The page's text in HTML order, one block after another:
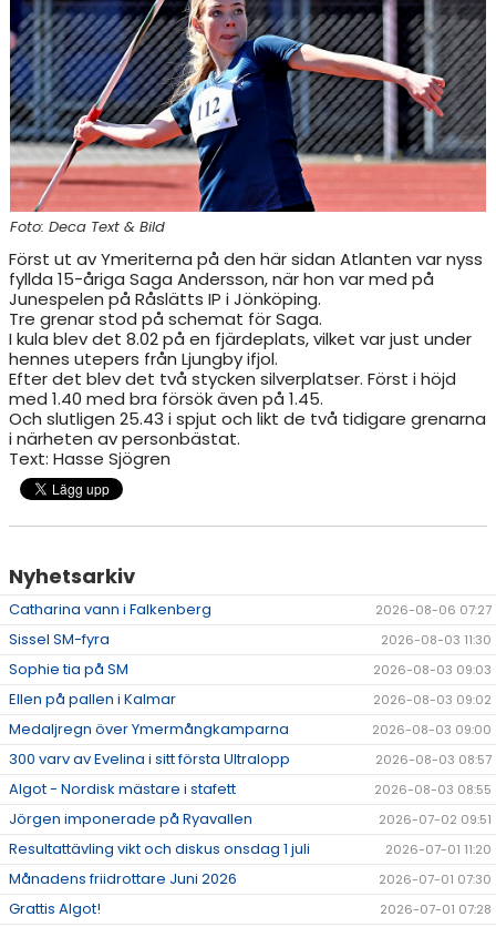
RESULTAT & STATISTIK
NIU BORÅS
MÅNADENS FRIIDROTTARE
Foto: Deca Text & Bild
Först ut av Ymeriterna på den här sidan Atlanten var nyss
fyllda 15-åriga Saga Andersson, när hon var med på
Junespelen på Råslätts IP i Jönköping.
Tre grenar stod på schemat för Saga.
I kula blev det 8.02 på en fjärdeplats, vilket var just under
hennes utepers från Ljungby ifjol.
Efter det blev det två stycken silverplatser. Först i höjd
med 1.40 med bra försök även på 1.45.
Och slutligen 25.43 i spjut och likt de två tidigare grenarna
i närheten av personbästat.
Text: Hasse Sjögren
Nyhetsarkiv
Catharina vann i Falkenberg 2026-08-06 07:27
Sissel SM-fyra 2026-08-03 11:30
Sophie tia på SM 2026-08-03 09:03
Ellen på pallen i Kalmar 2026-08-03 09:02
Medaljregn över Ymermångkamparna 2026-08-03 09:00
300 varv av Evelina i sitt första Ultralopp 2026-08-03 08:57
Algot - Nordisk mästare i stafett 2026-08-03 08:55
Jörgen imponerade på Ryavallen 2026-07-02 09:51
Resultattävling vikt och diskus onsdag 1 juli 2026-07-01 11:20
Månadens friidrottare Juni 2026 2026-07-01 07:30
Grattis Algot! 2026-07-01 07:28